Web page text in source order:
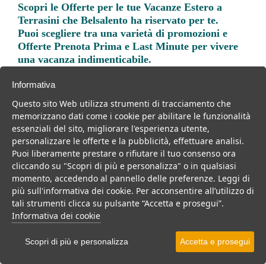
Scopri leOfferte per le tue Vacanze Estero a
Terrasini che Belsalento ha riservato per te.
Puoi scegliere tra una varietà di promozioni e
Offerte Prenota Prima e Last Minute per vivere
una vacanza indimenticabile.
Trova la soluzione migliore per la tua prossima
vacanza.
Noi di belsalento.it abbiamo selezionato per te le migliori mete, i
migliori servizi, le migliori offerte per il tuo prossimo viaggio.
Informativa
Questo sito Web utilizza strumenti di tracciamento che
memorizzano dati come i cookie per abilitare le funzionalità
essenziali del sito, migliorare l'esperienza utente,
personalizzare le offerte e la pubblicità, effettuare analisi.
Puoi liberamente prestare o rifiutare il tuo consenso ora
cliccando su "Scopri di più e personalizza" o in qualsiasi
momento, accedendo al pannello delle preferenze. Leggi di
più sull'informativa dei cookie. Per acconsentire all’utilizzo di
tali strumenti clicca su pulsante “Accetta e prosegui”.
Informativa dei cookie
Scopri di più e personalizza Accetta e prosegui